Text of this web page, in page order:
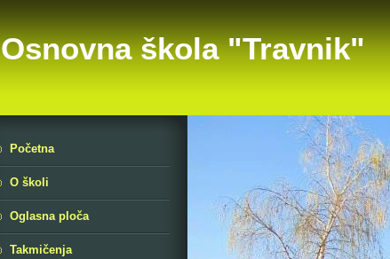
Osnovna škola "Travnik"
Početna
O školi
Oglasna ploča
Takmičenja